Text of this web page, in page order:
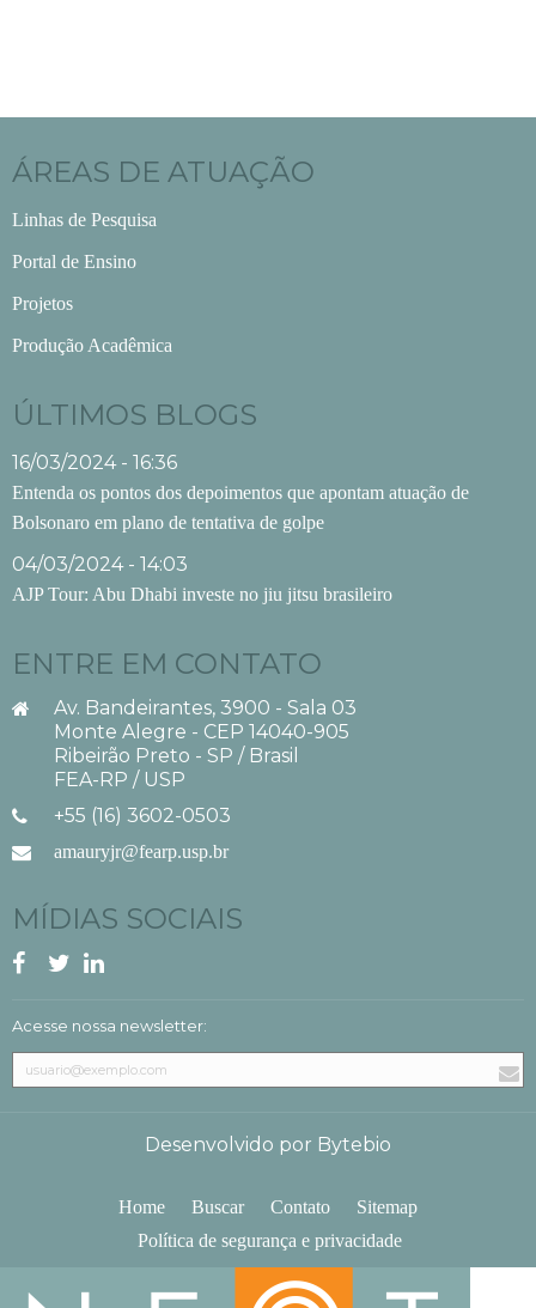
ÁREAS DE ATUAÇÃO
Linhas de Pesquisa
Portal de Ensino
Projetos
Produção Acadêmica
ÚLTIMOS BLOGS
16/03/2024 - 16:36
Entenda os pontos dos depoimentos que apontam atuação de
Bolsonaro em plano de tentativa de golpe
04/03/2024 - 14:03
AJP Tour: Abu Dhabi investe no jiu jitsu brasileiro
ENTRE EM CONTATO
Av. Bandeirantes, 3900 - Sala 03
Monte Alegre - CEP 14040-905
Ribeirão Preto - SP / Brasil
FEA-RP / USP
+55 (16) 3602-0503
amauryjr@fearp.usp.br
MÍDIAS SOCIAIS
Acesse nossa newsletter:
Desenvolvido por Bytebio
Home Buscar Contato
Sitemap
Política de segurança e privacidade